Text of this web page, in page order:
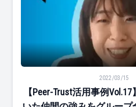
【Peer-Trust活用事例Vol.17
2022/03/15
【Peer-Trust活用事例